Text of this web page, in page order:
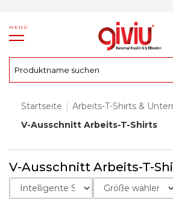
MENÜ
Startseite | Arbeits-T-Shirts &
V-Ausschnitt Arbeits-T-Shirts
V-Ausschnitt Arbeits-T-